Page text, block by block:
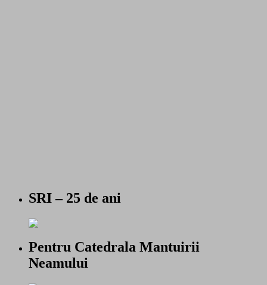
SRI – 25 de ani
Pentru Catedrala Mantuirii
Neamului